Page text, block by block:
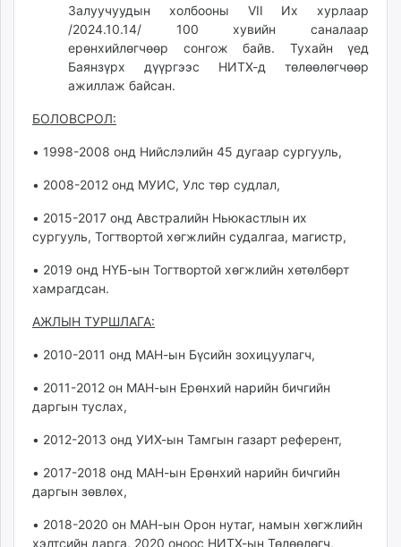
paparazzi.mn
Залуучуудын холбооны VII Их хурлаар
/2024.10.14/ 100 хувийн саналаар
ерөнхийлөгчөөр сонгож байв. Тухайн үед
Баянзүрх дүүргээс НИТХ-д төлөөлөгчөөр
ажиллаж байсан.
БОЛОВСРОЛ:
• 1998-2008 онд Нийслэлийн 45 дугаар сургууль,
• 2008-2012 онд МУИС, Улс төр судлал,
• 2015-2017 онд Австралийн Ньюкастлын их
сургууль, Тогтвортой хөгжлийн судалгаа, магистр,
• 2019 онд НҮБ-ын Тогтвортой хөгжлийн хөтөлбөрт
хамрагдсан.
АЖЛЫН ТУРШЛАГА:
• 2010-2011 онд МАН-ын Бүсийн зохицуулагч,
• 2011-2012 он МАН-ын Ерөнхий нарийн бичгийн
даргын туслах,
• 2012-2013 онд УИХ-ын Тамгын газарт референт,
• 2017-2018 онд МАН-ын Ерөнхий нарийн бичгийн
даргын зөвлөх,
• 2018-2020 он МАН-ын Орон нутаг, намын хөгжлийн
хэлтсийн дарга, 2020 оноос НИТХ-ын Төлөөлөгч,